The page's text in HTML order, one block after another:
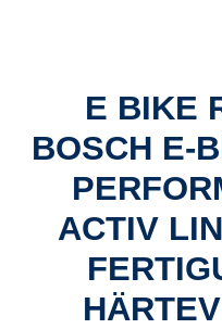
E BIKE
BOSCH E-
ACTIV